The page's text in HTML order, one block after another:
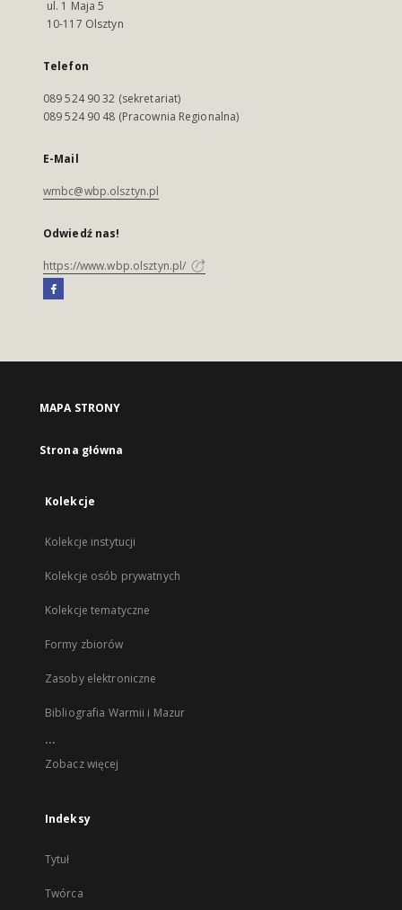
ul. 1 Maja 5
10-117 Olsztyn
Telefon
089 524 90 32 (sekretariat)
089 524 90 48 (Pracownia Regionalna)
E-Mail
wmbc@wbp.olsztyn.pl
Odwiedź nas!
https://www.wbp.olsztyn.pl/
MAPA STRONY
Strona główna
Kolekcje
Kolekcje instytucji
Kolekcje osób prywatnych
Kolekcje tematyczne
Formy zbiorów
Zasoby elektroniczne
Bibliografia Warmii i Mazur
...
Zobacz więcej
Indeksy
Tytuł
Twórca